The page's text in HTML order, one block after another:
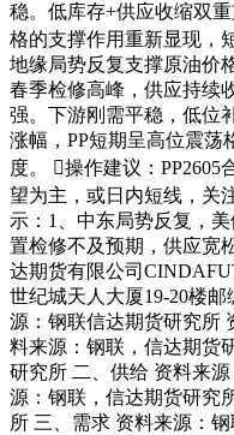
稳。低库存+供应收缩双
格的支撑作用重新显现，
地缘局势反复支撑原油价
春季检修高峰，供应持续
强。下游刚需平稳，低位
涨幅，PP短期呈高位震荡
度。 操作建议：
望为主，或日内短线，关
示：1、中东局势反复，
置检修不及预期，供应宽
达期货有限公司
世纪城天人大厦19-20楼
源：钢联信达期货研究所
料来源：钢联，信达期货
研究所 二、供给 资料来
源：钢联，信达期货研究
所 三、需求 资料来源：